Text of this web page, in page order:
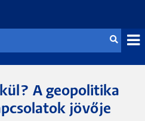
A geopolitika
jövője